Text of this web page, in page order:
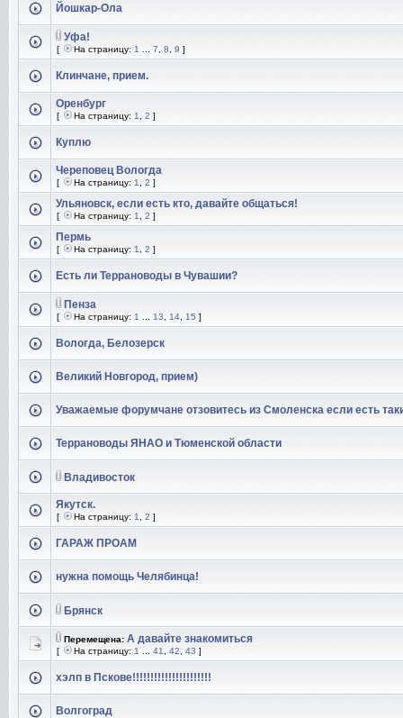
Йошкар-Ола
Уфа!
[ На страницу: 1 7 8 9 ]
Клинчане, прием.
Оренбург
[ На страницу: 1 2 ]
Куплю
Череповец Вологда
[ На страницу: 1 2 ]
Ульяновск, если есть кто, давайте общаться!
[ На страницу: 1 2 ]
Пермь
[ На страницу: 1 2 ]
Есть ли Террановоды в Чувашии?
Пенза
[ На страницу: 1 13 14 15 ]
Вологда, Белозерск
Великий Новгород, прием)
Уважаемые форумчане отзовитесь из Смоленска если есть
Террановоды ЯНАО и Тюменской области
Владивосток
Якутск.
[ На страницу: 1 2 ]
ГАРАЖ ПРОАМ
нужна помощь Челябинца!
Брянск
Перемещена: А давайте знакомиться
[ На страницу: 1 41 42 43 ]
хэлп в Пскове!!!!!!!!!!!!!!!!!!!!!!
Волгоград